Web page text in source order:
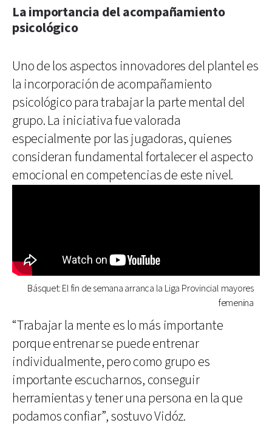
La importancia del acompañamiento
psicológico
Uno de los aspectos innovadores del plantel es
la incorporación de acompañamiento
psicológico para trabajar la parte mental del
grupo. La iniciativa fue valorada
especialmente por las jugadoras, quienes
consideran fundamental fortalecer el aspecto
emocional en competencias de este nivel.
Básquet: El fin de semana arranca la Liga Provincial mayores
femenina
“Trabajar la mente es lo más importante
porque entrenar se puede entrenar
individualmente, pero como grupo es
importante escucharnos, conseguir
herramientas y tener una persona en la que
podamos confiar”, sostuvo Vidóz.